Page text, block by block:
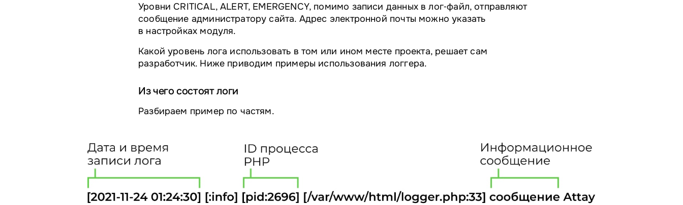
Уровни CRITICAL, ALERT, EMERGENCY, помимо записи данных в лог‑файл, отправляют
сообщение администратору сайта. Адрес электронной почты можно указать
в настройках модуля.
Какой уровень лога использовать в том или ином месте проекта, решает сам
разработчик. Ниже приводим примеры использования логгера.
Из чего состоят логи
Разбираем пример по частям.